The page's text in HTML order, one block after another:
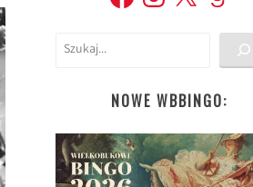
Szukaj
NOWE WBBINGO: